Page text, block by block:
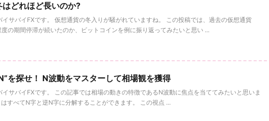
どれほど長いのか?
イサバイFXです。 仮想通貨の冬入りが騒がれていますね。 この投稿では、過去の仮想通貨
度の期間停滞が続いたのか、ビットコインを例に振り返ってみたいと思い ...
を探せ！ N波動をマスターして相場観を獲得
イサバイFXです。 この記事では相場の動きの特徴であるN波動に焦点を当ててみたいと思いま
すべてN字と逆N字に分解することができます。 この視点 ...